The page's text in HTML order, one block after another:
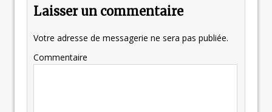
Laisser un commentaire
Votre adresse de messagerie ne sera pas publiée.
Commentaire